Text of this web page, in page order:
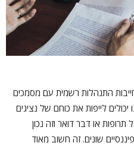
התנהלות רשמית עם מסמכים
לייפות את כוחם של נציגים
או דבר דואר וזה נכון
שונים. זה חשוב מאוד